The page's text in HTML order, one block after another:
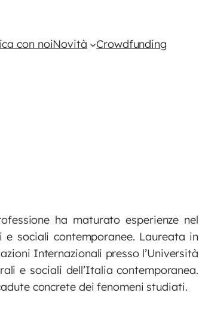
con noiNovità Crowdfunding
ha maturato esperienze nel
sociali contemporanee. Laureata in
Internazionali presso l’Università
e sociali dell’Italia contemporanea.
concrete dei fenomeni studiati.